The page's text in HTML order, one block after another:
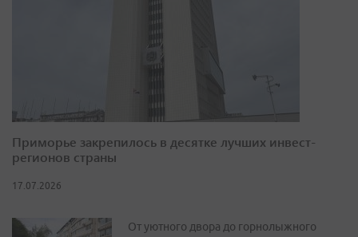
Приморье закрепилось в десятке лучших инвест-
регионов страны
17.07.2026
От уютного двора до горнолыжного